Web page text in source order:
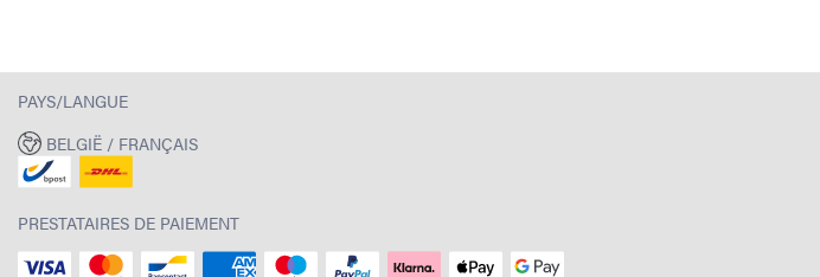
PAYS/LANGUE
BELGIË / FRANÇAIS
PRESTATAIRES DE PAIEMENT